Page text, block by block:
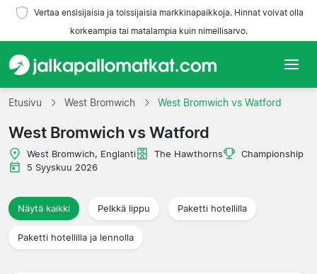
Vertaa ensisijaisia ja toissijaisia markkinapaikkoja. Hinnat voivat olla
korkeampia tai matalampia kuin nimellisarvo.
Etusivu
Joukkueet
Liigat
Matkatoimistoja
Etusivu West Bromwich West Bromwich vs Watford
West Bromwich vs Watford
West Bromwich, Englanti The Hawthorns
Championship
5 Syyskuu 2026
Näytä kaikki Pelkkä lippu Paketti hotellilla
Paketti hotellilla ja lennolla